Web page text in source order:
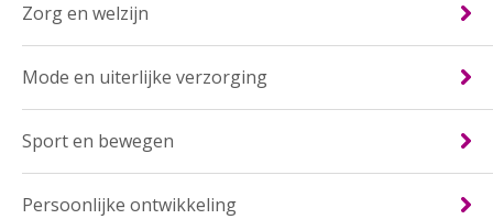
Zorg en welzijn
Mode en uiterlijke verzorging
Sport en bewegen
Persoonlijke ontwikkeling